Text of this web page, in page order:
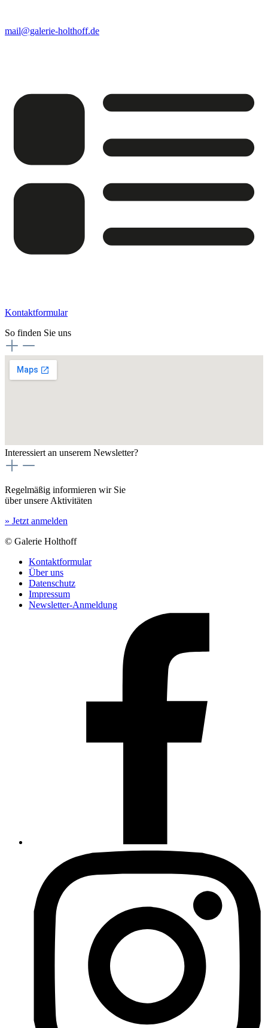
mail@galerie-holthoff.de
Kontaktformular
So finden Sie uns
Interessiert an unserem Newsletter?
Regelmäßig informieren wir Sie
über unsere Aktivitäten
» Jetzt anmelden
© Galerie Holthoff
Kontaktformular
Über uns
Datenschutz
Impressum
Newsletter-Anmeldung